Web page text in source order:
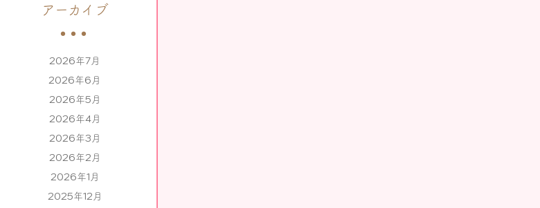
アーカイブ
2026年7月
2026年6月
2026年5月
2026年4月
2026年3月
2026年2月
2026年1月
2025年12月